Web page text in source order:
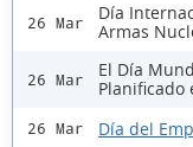
26 Mar
Día
Armas
26 Mar
El Día
Planificado
26 Mar Día del